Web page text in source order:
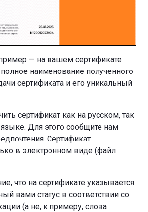
пример — на вашем сертификате
наименование полученного
сертификата и его уникальный
сертификат как на русском, так
Для этого сообщите нам
Сертификат
в электронном виде (файл
что на сертификате указывается
вами статус в соответствии со
(а не, к примеру, слова